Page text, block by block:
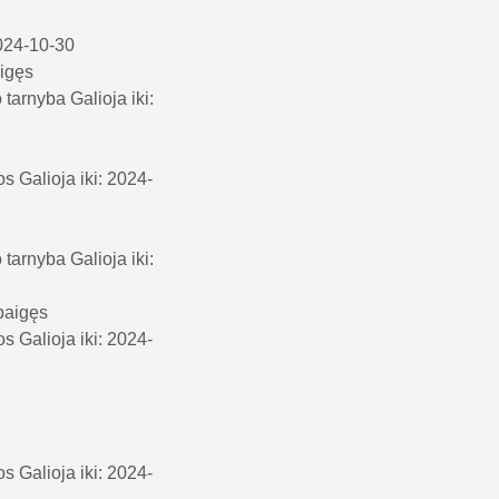
10-30
tarnyba Galioja iki:
Galioja iki: 2024-
tarnyba Galioja iki:
Galioja iki: 2024-
Galioja iki: 2024-